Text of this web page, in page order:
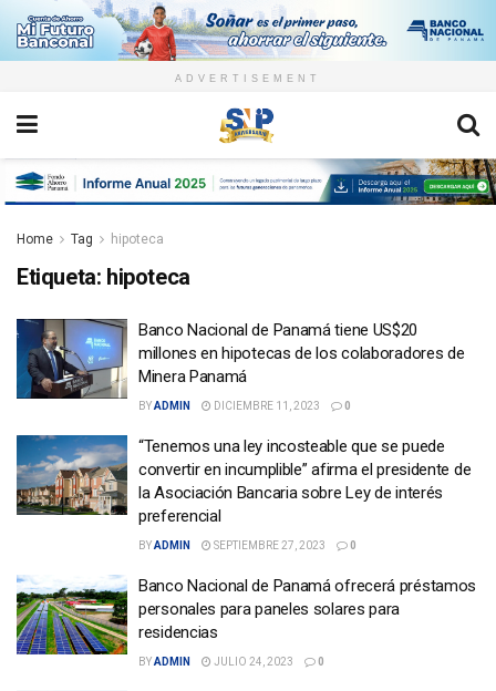
ADVERTISEMENT
Home Tag hipoteca
Etiqueta: hipoteca
Banco Nacional de Panamá tiene US$20
millones en hipotecas de los colaboradores de
Minera Panamá
BYADMIN DICIEMBRE 11, 2023 0
“Tenemos una ley incosteable que se puede
convertir en incumplible” afirma el presidente de
la Asociación Bancaria sobre Ley de interés
preferencial
BYADMIN SEPTIEMBRE 27, 2023 0
Banco Nacional de Panamá ofrecerá préstamos
personales para paneles solares para
residencias
BYADMIN JULIO 24, 2023 0